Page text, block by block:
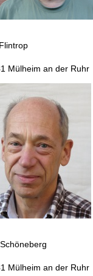
Mülheim an der Ruhr
Mülheim an der Ruhr